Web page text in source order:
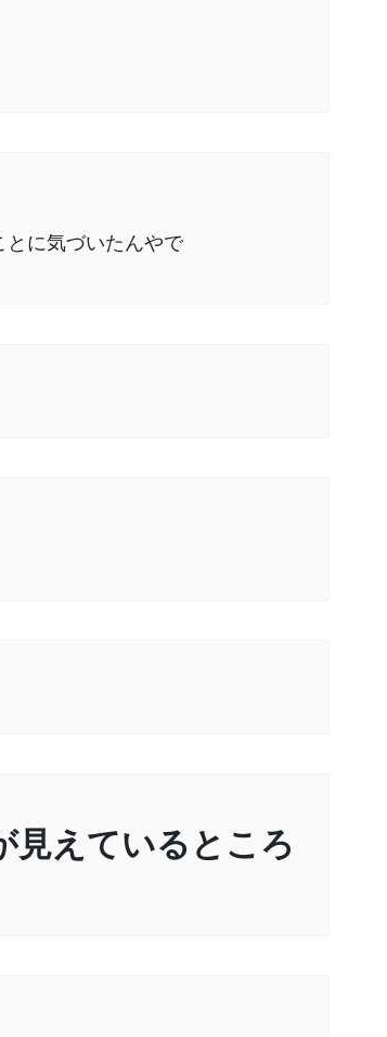
に気づいたんやで
見えているところ